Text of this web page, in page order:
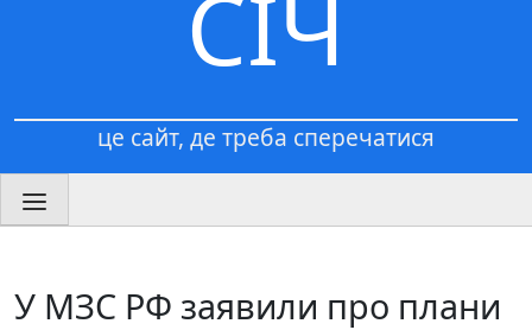
СІЧ
це сайт, де треба сперечатися
У МЗС РФ заявили про плани